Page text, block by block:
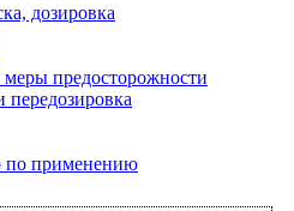
дозировка
предосторожности
по применению